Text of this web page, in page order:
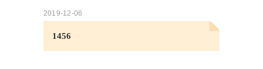
2019-12-06
1456